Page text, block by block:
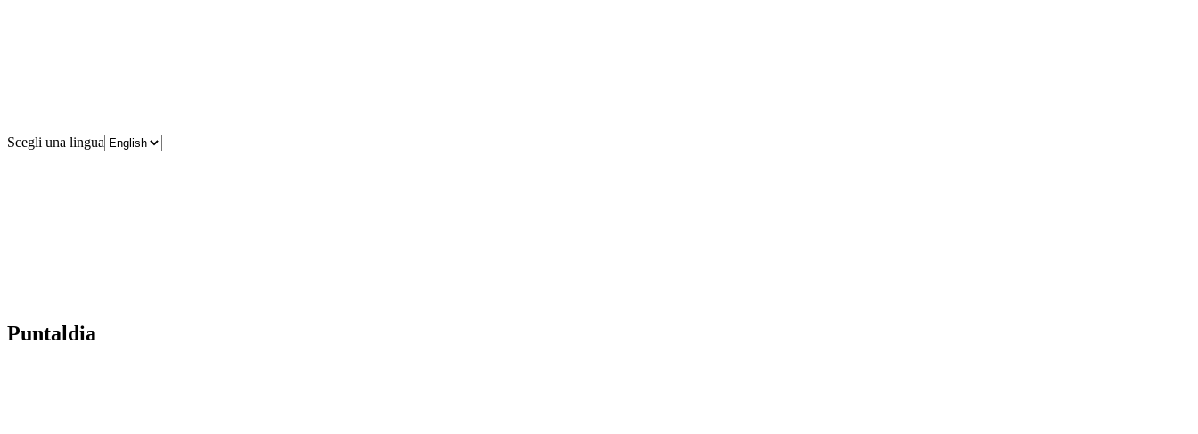
Scegli una lingua
Puntaldia